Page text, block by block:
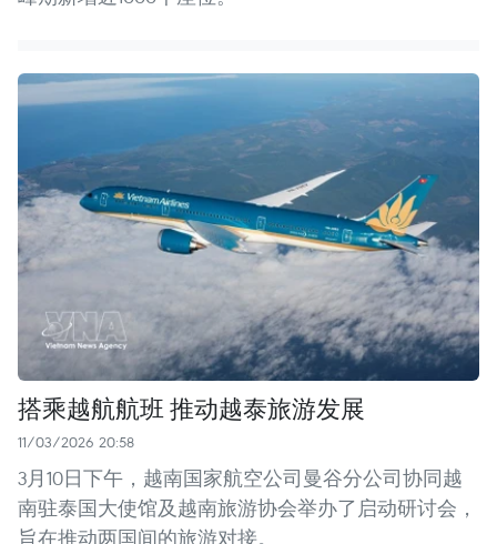
搭乘越航航班 推动越泰旅游发展
11/03/2026 20:58
3月10日下午，越南国家航空公司曼谷分公司协同越
南驻泰国大使馆及越南旅游协会举办了启动研讨会，
旨在推动两国间的旅游对接。